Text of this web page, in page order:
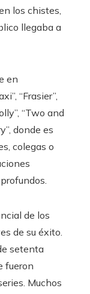
los chistes,
llegaba a
en
“Frasier”,
“Two and
donde es
colegas o
de los
de su éxito.
setenta
fueron
Muchos